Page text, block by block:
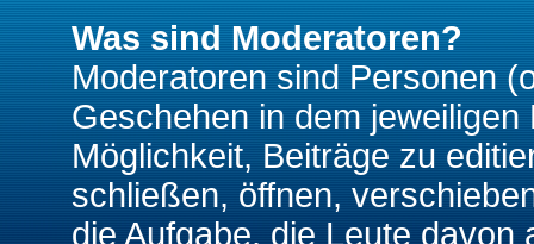
Was sind Moderatoren?
Moderatoren sind Personen
Geschehen in dem
Möglichkeit, Beiträge zu
schließen, öffnen,
die Aufgabe, die Leute